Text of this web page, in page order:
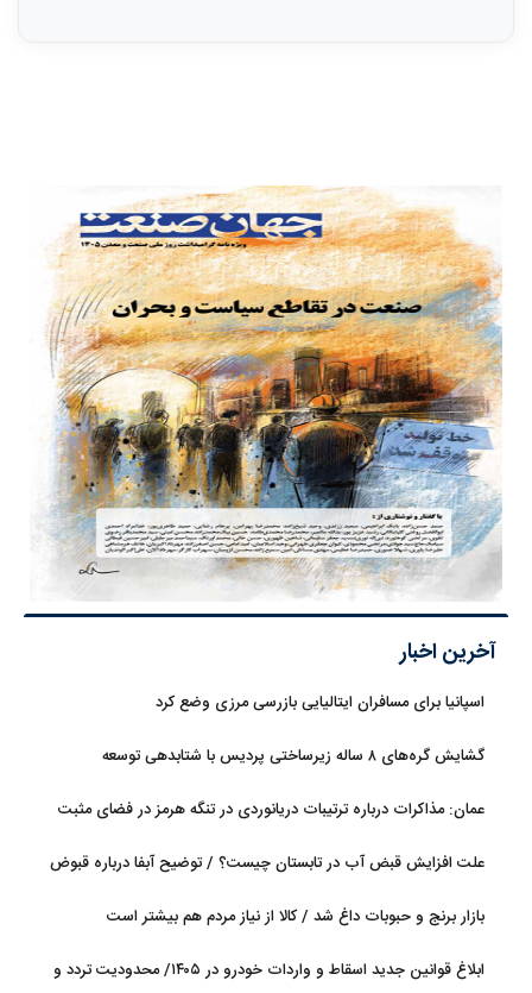
آخرین اخبار
اسپانیا برای مسافران ایتالیایی بازرسی مرزی وضع کرد
گشایش گره‌های ۸ ساله زیرساختی پردیس با شتابدهی توسعه
عمان: مذاکرات درباره ترتیبات دریانوردی در تنگه هرمز در فضای مثبت
علت افزایش قبض آب در تابستان چیست؟ / توضیح آبفا درباره قبوض
بازار برنج و حبوبات داغ شد / کالا از نیاز مردم هم بیشتر است
ابلاغ قوانین جدید اسقاط و واردات خودرو در ۱۴۰۵/ محدودیت تردد و